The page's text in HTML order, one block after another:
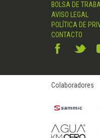
BOLSA DE
AVISO LEGAL
POLÍTICA DE
CONTACTO
Colaboradores